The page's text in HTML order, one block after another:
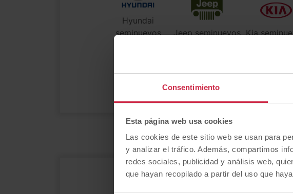
Consentimiento
Esta página web usa cookies
Las cookies de este sitio web se usan para
y analizar el tráfico. Además, compartimos
redes sociales, publicidad y análisis web,
que hayan recopilado a partir del uso que
Hyundai
seminuevos
Jeep seminuevos Kia
Opel seminuevos
seminuevos
¿Buscas un